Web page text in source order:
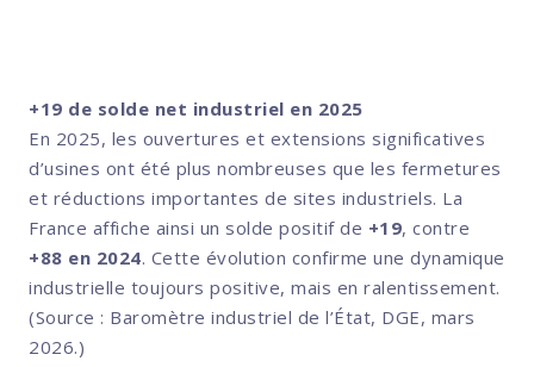
+19 de solde net industriel en 2025
En 2025, les ouvertures et extensions significatives
d’usines ont été plus nombreuses que les fermetures
et réductions importantes de sites industriels. La
France affiche ainsi un solde positif de +19, contre
+88 en 2024. Cette évolution confirme une dynamique
industrielle toujours positive, mais en ralentissement.
(Source : Baromètre industriel de l’État, DGE, mars
2026.)